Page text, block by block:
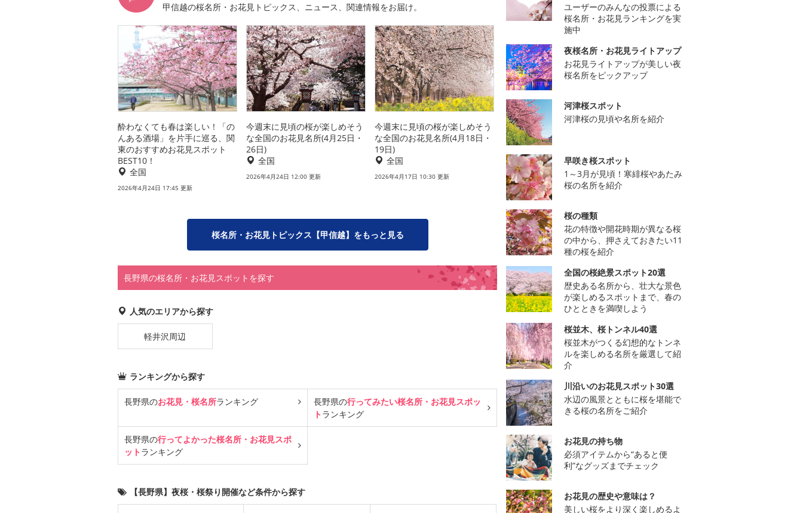
甲信越の桜名所・お花見トピックス、ニュース、関連情報をお届け。
酔わなくても春は楽しい！「の
んある酒場」を片手に巡る、関
東のおすすめお花見スポット
BEST10！
全国
2026年4月24日 17:45 更新
今週末に見頃の桜が楽しめそう
な全国のお花見名所(4月25日・
26日)
全国
2026年4月24日 12:00 更新
今週末に見頃の桜が楽しめそう
な全国のお花見名所(4月18日・
19日)
全国
2026年4月17日 10:30 更新
桜名所・お花見トピックス【甲信越】をもっと見る
長野県の桜名所・お花見スポットを探す
人気のエリアから探す
軽井沢周辺
ランキングから探す
長野県のお花見・桜名所ランキング 長野県の行ってみたい桜名所・お花見スポッ
ト ランキング
長野県の行ってよかった桜名所・お花見スポ
ット ランキング
【長野県】夜桜・桜祭り開催など条件から探す
ユーザーのみんなの投票による
桜名所・お花見ランキングを実
施中
夜桜名所・お花見ライトアップ
お花見ライトアップが美しい夜
桜名所をピックアップ
河津桜スポット
河津桜の見頃や名所を紹介
早咲き桜スポット
1～3月が見頃！寒緋桜やあたみ
桜の名所を紹介
桜の種類
花の特徴や開花時期が異なる桜
の中から、押さえておきたい11
種の桜を紹介
全国の桜絶景スポット20選
歴史ある名所から、壮大な景色
が楽しめるスポットまで、春の
ひとときを満喫しよう
桜並木、桜トンネル40選
桜並木がつくる幻想的なトンネ
ルを楽しめる名所を厳選して紹
介
川沿いのお花見スポット30選
水辺の風景とともに桜を堪能で
きる桜の名所をご紹介
お花見の持ち物
必須アイテムから“あると便
利”なグッズまでチェック
お花見の歴史や意味は？
美しい桜をより深く楽しめるよ